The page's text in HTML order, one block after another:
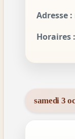
Adresse :
Horaires :
samedi 3